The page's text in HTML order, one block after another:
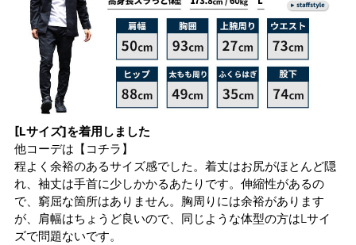
[Lサイズ]を着用しました
他コーデは 【コチラ】
程よく余裕のあるサイズ感でした。着丈はお尻がほとんど隠
れ、袖丈は手首に少しかかるあたりです。伸縮性があるの
で、窮屈な箇所はありません。胸周りには余裕があります
が、肩幅はちょうど良いので、同じような体型の方はLサイ
ズで問題ないです。